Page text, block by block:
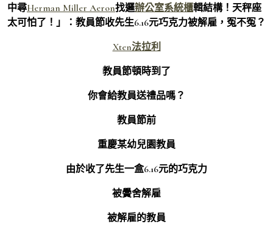
中尋Herman Miller Aeron找邏辦公室系統櫃輯結構！天秤座
太可怕了！」：教員節收先生6.16元巧克力被解雇，冤不冤？
Xten法拉利
教員節頓時到了
你會給教員送禮品嗎？
教員節前
重慶某幼兒園教員
由於收了先生一盒6.16元的巧克力
被黌舍解雇
被解雇的教員